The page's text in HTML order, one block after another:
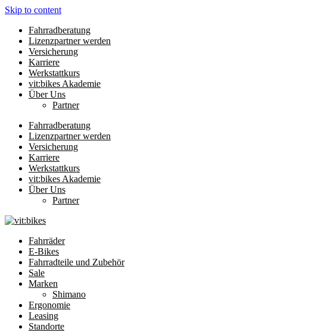
Skip to content
Fahrradberatung
Lizenzpartner werden
Versicherung
Karriere
Werkstattkurs
vit:bikes Akademie
Über Uns
Partner
Fahrradberatung
Lizenzpartner werden
Versicherung
Karriere
Werkstattkurs
vit:bikes Akademie
Über Uns
Partner
Fahrräder
E-Bikes
Fahrradteile und Zubehör
Sale
Marken
Shimano
Ergonomie
Leasing
Standorte